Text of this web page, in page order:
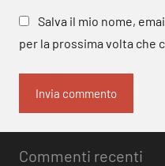
Salva il mio nome,
per la prossima volta che
Commenti recenti